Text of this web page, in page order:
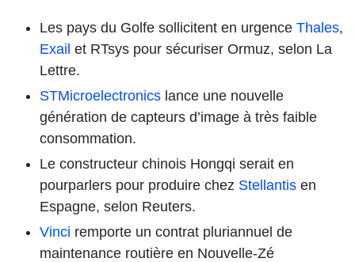
Les pays du Golfe sollicitent en urgence Thales,
Exail et RTsys pour sécuriser Ormuz, selon La
Lettre.
STMicroelectronics lance une nouvelle
génération de capteurs d’image à très faible
consommation.
Le constructeur chinois Hongqi serait en
pourparlers pour produire chez Stellantis en
Espagne, selon Reuters.
Vinci remporte un contrat pluriannuel de
maintenance routière en Nouvelle-Zé